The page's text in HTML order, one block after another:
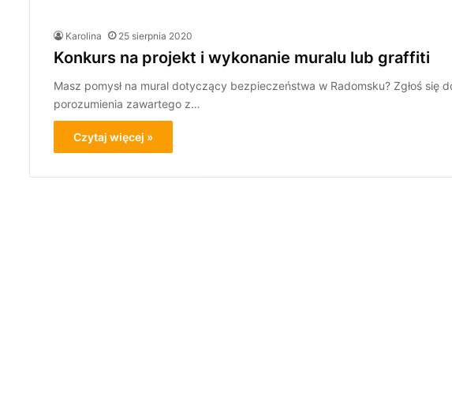
Karolina 25 sierpnia 2020
Konkurs na projekt i wykonanie muralu lub graffiti
Masz pomysł na mural dotyczący bezpieczeństwa w Radomsku? Zgłoś się
porozumienia zawartego z…
Czytaj więcej »